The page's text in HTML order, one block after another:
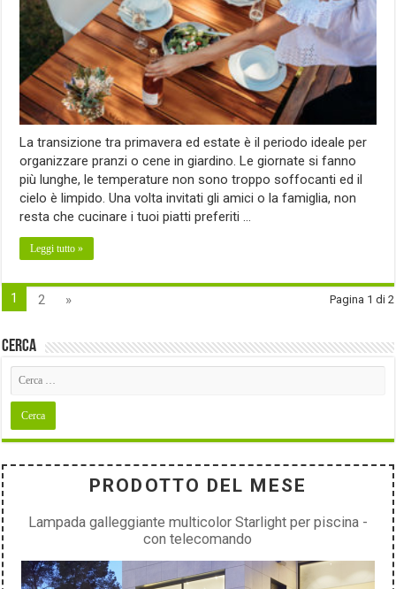
La transizione tra primavera ed estate è il periodo ideale per
organizzare pranzi o cene in giardino. Le giornate si fanno
più lunghe, le temperature non sono troppo soffocanti ed il
cielo è limpido. Una volta invitati gli amici o la famiglia, non
resta che cucinare i tuoi piatti preferiti …
Leggi tutto »
Pagina 1 di 2
1 2 »
Cerca
PRODOTTO DEL MESE
Lampada galleggiante multicolor Starlight per piscina -
con telecomando